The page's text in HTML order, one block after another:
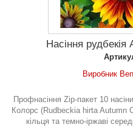
Насіння
Виробник
Профнасіння Zip-пакет 10
Колорс (Rudbeckia hirta Autumn
кільця та темно-іржаві